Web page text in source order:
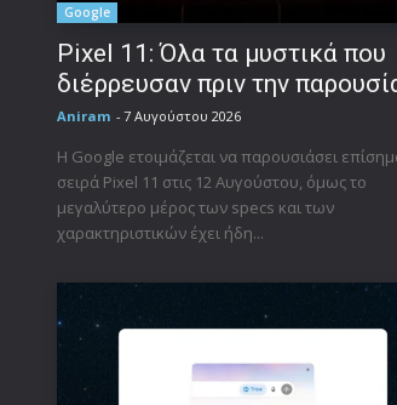
Google
Pixel 11: Όλα τα μυστικά που
διέρρευσαν πριν την
Aniram - 7 Αυγούστου 2026
Η Google ετοιμάζεται να παρουσιάσει
σειρά Pixel 11 στις 12 Αυγούστου, όμως το
μεγαλύτερο μέρος των specs και των
χαρακτηριστικών έχει ήδη...